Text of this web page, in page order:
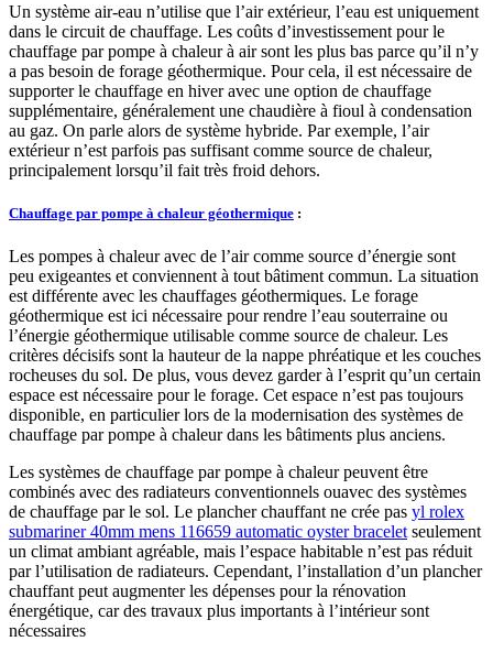
Un système air-eau n’utilise que l’air extérieur, l’eau est uniquement
dans le circuit de chauffage. Les coûts d’investissement pour le
chauffage par pompe à chaleur à air sont les plus bas parce qu’il n’y
a pas besoin de forage géothermique. Pour cela, il est nécessaire de
supporter le chauffage en hiver avec une option de chauffage
supplémentaire, généralement une chaudière à fioul à condensation
au gaz. On parle alors de système hybride. Par exemple, l’air
extérieur n’est parfois pas suffisant comme source de chaleur,
principalement lorsqu’il fait très froid dehors.
Chauffage par pompe à chaleur géothermique :
Les pompes à chaleur avec de l’air comme source d’énergie sont
peu exigeantes et conviennent à tout bâtiment commun. La situation
est différente avec les chauffages géothermiques. Le forage
géothermique est ici nécessaire pour rendre l’eau souterraine ou
l’énergie géothermique utilisable comme source de chaleur. Les
critères décisifs sont la hauteur de la nappe phréatique et les couches
rocheuses du sol. De plus, vous devez garder à l’esprit qu’un certain
espace est nécessaire pour le forage. Cet espace n’est pas toujours
disponible, en particulier lors de la modernisation des systèmes de
chauffage par pompe à chaleur dans les bâtiments plus anciens.
Les systèmes de chauffage par pompe à chaleur peuvent être
combinés avec des radiateurs conventionnels ouavec des systèmes
de chauffage par le sol. Le plancher chauffant ne crée pas yl rolex
submariner 40mm mens 116659 automatic oyster bracelet seulement
un climat ambiant agréable, mais l’espace habitable n’est pas réduit
par l’utilisation de radiateurs. Cependant, l’installation d’un plancher
chauffant peut augmenter les dépenses pour la rénovation
énergétique, car des travaux plus importants à l’intérieur sont
nécessaires